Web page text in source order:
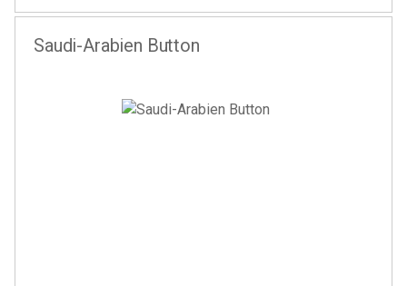
Saudi-Arabien Button